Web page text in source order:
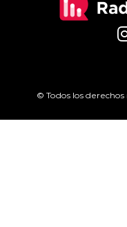
© Todos los